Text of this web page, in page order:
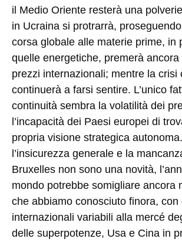
il Medio Oriente resterà una
in Ucraina si protrarrà,
corsa globale alle materie prime, in
quelle energetiche, premerà ancora
prezzi internazionali; mentre la crisi
continuerà a farsi sentire. L’unico
continuità sembra la volatilità dei
l’incapacità dei Paesi europei di
propria visione strategica
l’insicurezza generale e la
Bruxelles non sono una novità,
mondo potrebbe somigliare ancora
che abbiamo conosciuto finora, con
internazionali variabili alla mercé
delle superpotenze, Usa e Cina in